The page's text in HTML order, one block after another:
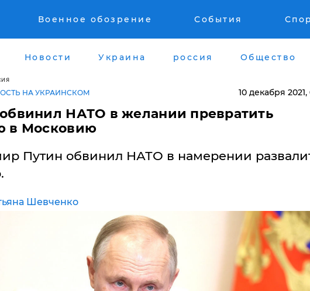
Военное обозрение События
Новости Украина россия Общество
НА УКРАИНСКОМ 10 декабря 2021,
НАТО в желании превратить
в Московию
Путин обвинил НАТО в намерении
Шевченко